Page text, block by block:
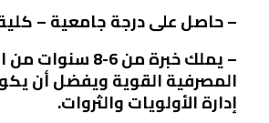
– حاصل على درجة جامعية –
– يملك خبرة من 6-8
المصرفية القوية ويفضل أن
إدارة الأولويات والثروات.